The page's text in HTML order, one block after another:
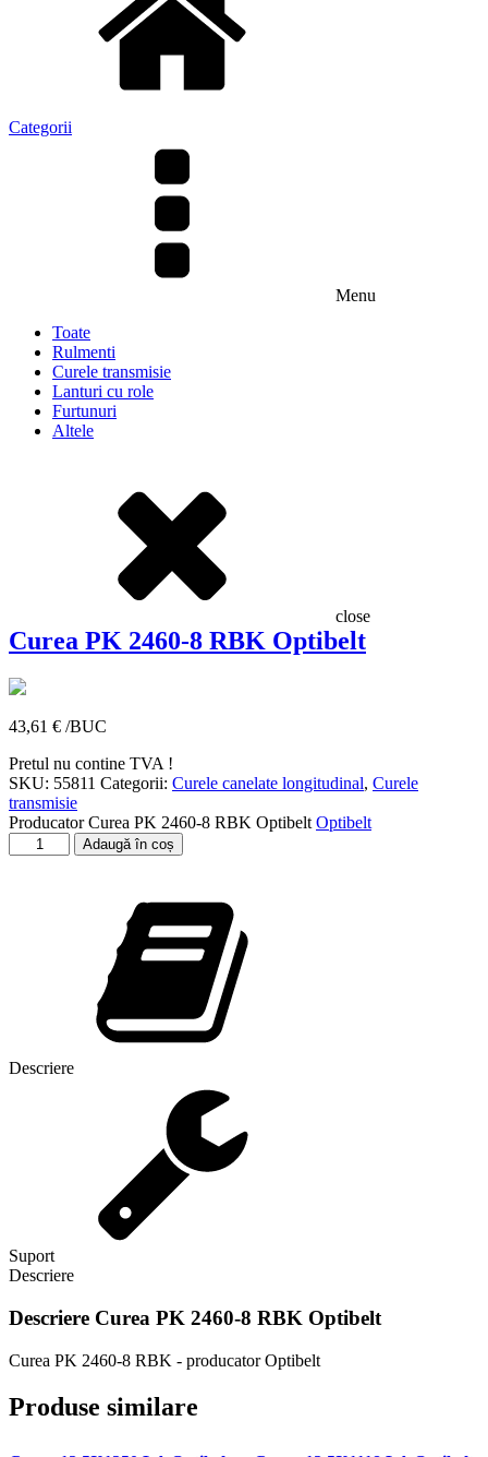
Categorii
Menu
Toate
Rulmenti
Curele transmisie
Lanturi cu role
Furtunuri
Altele
close
Curea PK 2460-8 RBK Optibelt
43,61 € /BUC
Pretul nu contine TVA !
SKU: 55811 Categorii: Curele canelate longitudinal, Curele
transmisie
ProducatorCurea PK 2460-8 RBK Optibelt Optibelt
Cantitate
Curea
Adaugă în coș
Descriere
Suport
Descriere
Descriere Curea PK 2460-8 RBK Optibelt
Curea PK 2460-8 RBK - producator Optibelt
Produse similare